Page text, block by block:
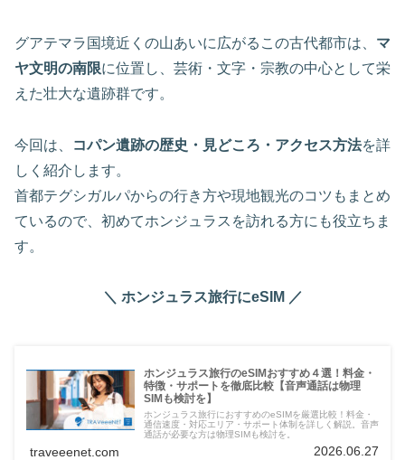
グアテマラ国境近くの山あいに広がるこの古代都市は、 マ
ヤ文明の南限に位置し、芸術・文字・宗教の中心として栄
えた壮大な遺跡群です。
今回は、 コパン遺跡の歴史・見どころ・アクセス方法を詳
しく紹介します。
首都テグシガルパからの行き方や現地観光のコツもまとめ
ているので、初めてホンジュラスを訪れる方にも役立ちま
す。
＼ ホンジュラス旅行にeSIM ／
ホンジュラス旅行のeSIMおすすめ４選！料金・
特徴・サポートを徹底比較【音声通話は物理
SIMも検討を】
ホンジュラス旅行におすすめのeSIMを厳選比較！料金・
通信速度・対応エリア・サポート体制を詳しく解説。音声
通話が必要な方は物理SIMも検討を。
traveeenet.com 2026.06.27